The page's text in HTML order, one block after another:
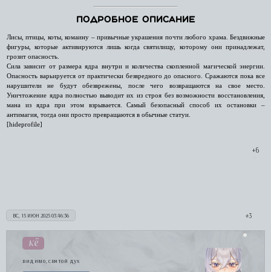
Подробное описание
Лисы, птицы, коты, комаину – привычные украшения почти любого храма. Бездвижные
фигуры, которые активируются лишь когда святилищу, которому они принадлежат,
грозит опасность.
Сила зависит от размера ядра внутри и количества скопленной магической энергии.
Опасность варьируется от практически безвредного до опасного. Сражаются пока все
нарушители не будут обезврежены, после чего возвращаются на свое место.
Уничтожение ядра полностью выводит их из строя без возможности восстановления,
мана из ядра при этом взрывается. Самый безопасный способ их остановки –
антимагия, тогда они просто превращаются в обычные статуи.
[hideprofile]
+6
3
ВС, 15 ИЮН 2025 03:46:36
кё
видимо, святой дух